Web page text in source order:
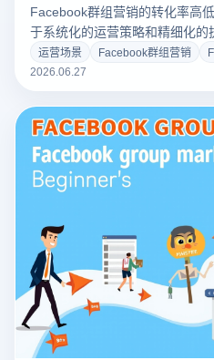
Facebook群组营销的转化率高
于系统化的运营策略和精细化的
群却始终无法变现，根源就在
完整方法论。本文为您提炼5个
运营场景 Facebook群组营销
2026.06.27